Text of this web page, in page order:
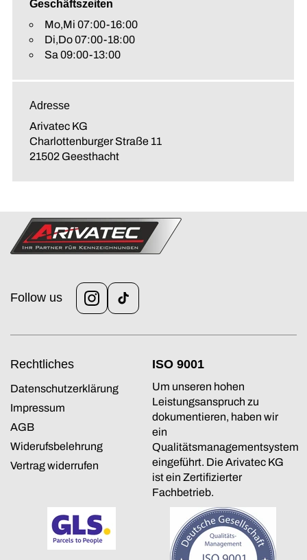
Geschäftszeiten
Mo,Mi 07:00-16:00
Di,Do 07:00-18:00
Sa 09:00-13:00
Adresse
Arivatec KG
Charlottenburger Straße 11
21502 Geesthacht
Follow us
Instagram
TikTok
Rechtliches
Datenschutzerklärung
Impressum
AGB
Widerufsbelehrung
Vertrag widerrufen
ISO 9001
Um unseren hohen
Leistungsanspruch zu
dokumentieren, haben wir
ein
Qualitätsmanagementsystem
eingeführt. Die Arivatec KG
ist ein Zertifizierter
Fachbetrieb.